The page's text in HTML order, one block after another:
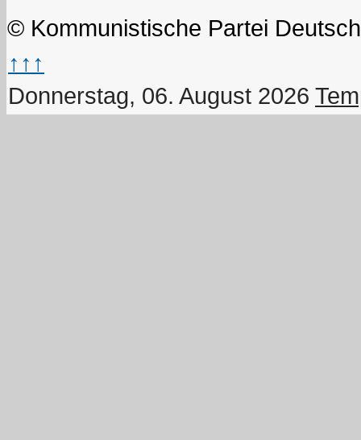
© Kommunistische Partei
↑↑↑
Donnerstag, 06. August 2026